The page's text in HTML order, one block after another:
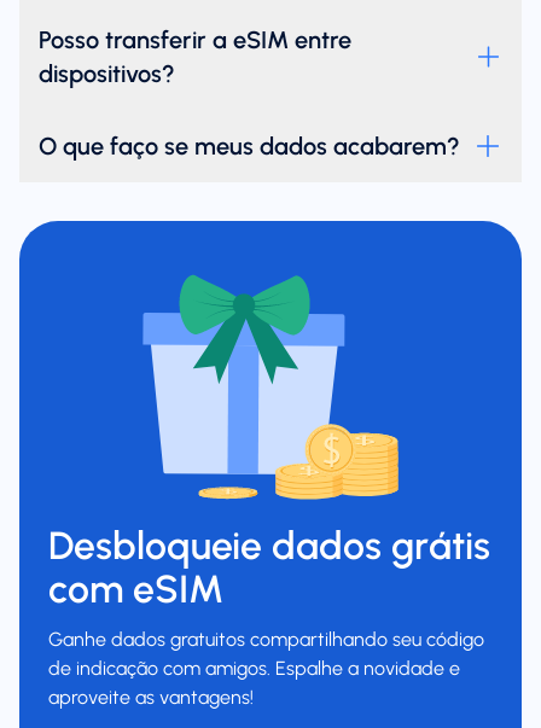
Posso transferir a eSIM entre
dispositivos?
O que faço se meus dados acabarem?
Desbloqueie dados grátis
com eSIM
Ganhe dados gratuitos compartilhando seu código
de indicação com amigos. Espalhe a novidade e
aproveite as vantagens!